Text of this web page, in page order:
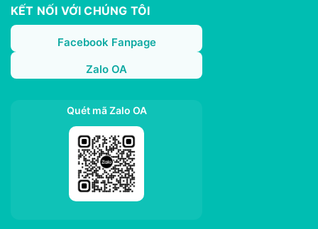
KẾT NỐI VỚI CHÚNG TÔI
Facebook Fanpage
Zalo OA
Quét mã Zalo OA